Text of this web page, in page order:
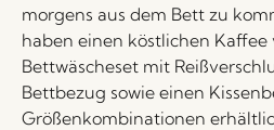
morgens aus dem Bett zu
haben einen köstlichen Kaffee
Bettwäscheset mit
Bettbezug sowie einen
Größenkombinationen